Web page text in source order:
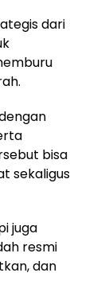
dari
bisa
sekaligus
juga
resmi
dan